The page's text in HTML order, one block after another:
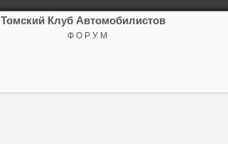
Томский Клуб Автомобилистов
Ф О Р У М